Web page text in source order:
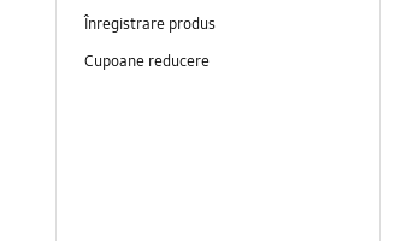
Înregistrare produs
Cupoane reducere